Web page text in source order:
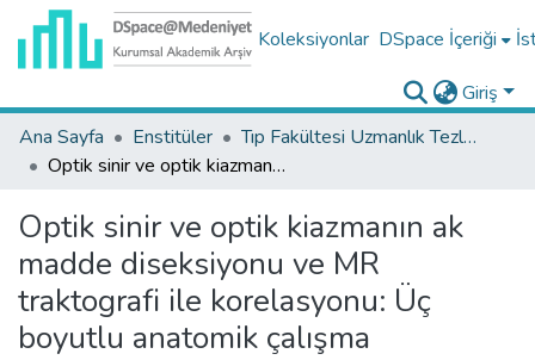
Koleksiyonlar DSpace İçeriği
Giriş
Ana Sayfa
Enstitüler
Tıp Fakültesi Uzmanlık Tezleri
Optik sinir ve optik kiazmanın ak madde diseksiyonu ve MR traktografi ile korelasyonu: Üç boyutlu anatomik çalışma
Optik sinir ve optik kiazmanın ak
madde diseksiyonu ve MR
traktografi ile korelasyonu: Üç
boyutlu anatomik çalışma